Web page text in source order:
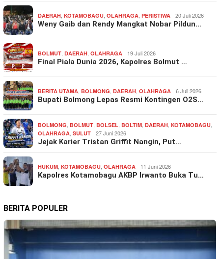
DAERAH KOTAMOBAGU OLAHRAGA PERISTIWA 20 Juli 2026
Weny Gaib dan Rendy Mangkat Nobar Pildun…
BOLMUT DAERAH OLAHRAGA 19 Juli 2026
Final Piala Dunia 2026, Kapolres Bolmut …
BERITA UTAMA BOLMONG DAERAH OLAHRAGA 6 Juli 2026
Bupati Bolmong Lepas Resmi Kontingen O2S…
BOLMONG BOLMUT BOLSEL BOLTIM DAERAH KOTAMOBAGU
OLAHRAGA SULUT 27 Juni 2026
Jejak Karier Tristan Griffit Nangin, Put…
HUKUM KOTAMOBAGU OLAHRAGA 11 Juni 2026
Kapolres Kotamobagu AKBP Irwanto Buka Tu…
BERITA POPULER